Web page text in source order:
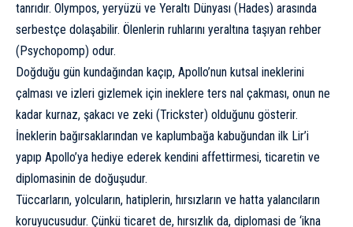
tanrıdır. Olympos, yeryüzü ve Yeraltı Dünyası (Hades) arasında
serbestçe dolaşabilir. Ölenlerin ruhlarını yeraltına taşıyan rehber
(Psychopomp) odur.
Doğduğu gün kundağından kaçıp, Apollo’nun kutsal ineklerini
çalması ve izleri gizlemek için ineklere ters nal çakması, onun ne
kadar kurnaz, şakacı ve zeki (Trickster) olduğunu gösterir.
İneklerin bağırsaklarından ve kaplumbağa kabuğundan ilk Lir’i
yapıp Apollo’ya hediye ederek kendini affettirmesi, ticaretin ve
diplomasinin de doğuşudur.
Tüccarların, yolcuların, hatiplerin, hırsızların ve hatta yalancıların
koruyucusudur. Çünkü ticaret de, hırsızlık da, diplomasi de ‘ikna